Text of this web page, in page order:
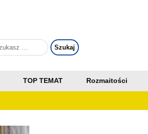
TOP TEMAT Rozmaitości